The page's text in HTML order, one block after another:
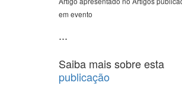
em evento
...
Saiba mais sobre esta
publicação